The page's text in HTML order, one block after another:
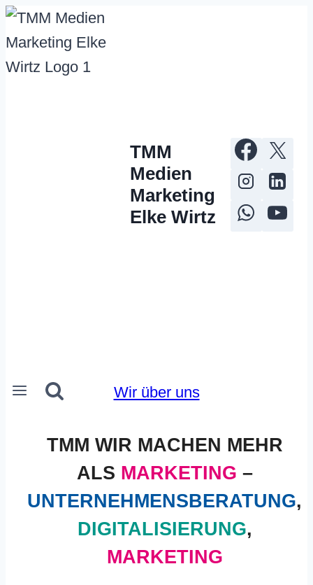
Zum
Inhalt
springen
TMM
Medien
Marketing
Elke Wirtz
Wir über uns
TMM WIR MACHEN MEHR
ALS MARKETING –
UNTERNEHMENSBERATUNG,
DIGITALISIERUNG,
MARKETING